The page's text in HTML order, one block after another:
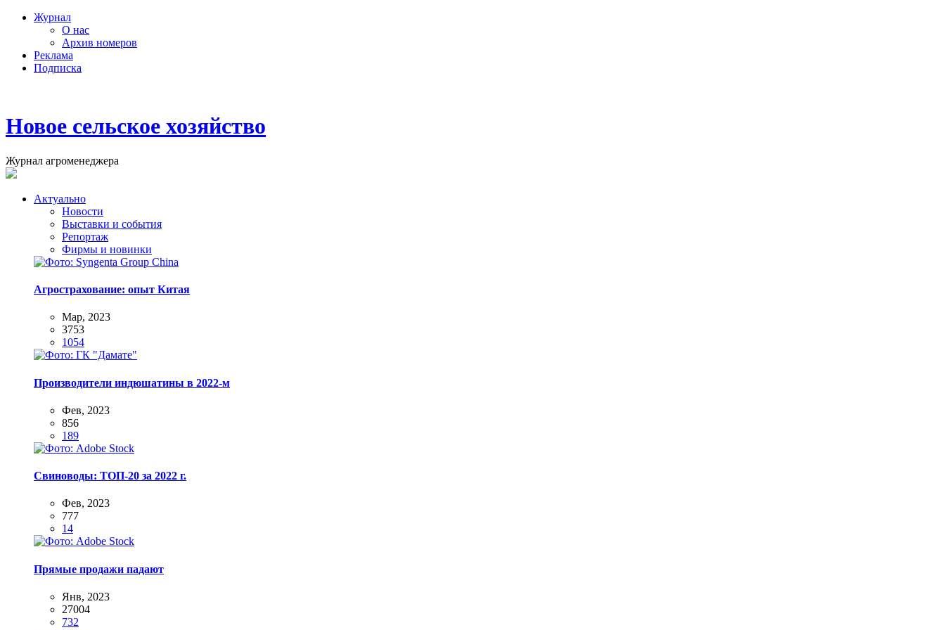
Журнал
О нас
Архив номеров
Реклама
Подписка
Новое сельское хозяйство
Журнал агроменеджера
Актуально
Новости
Выставки и события
Репортаж
Фирмы и новинки
Агрострахование: опыт Китая
Мар, 2023
3753
1054
Производители индюшатины в 2022-м
Фев, 2023
856
189
Свиноводы: ТОП-20 за 2022 г.
Фев, 2023
777
14
Прямые продажи падают
Янв, 2023
27004
732